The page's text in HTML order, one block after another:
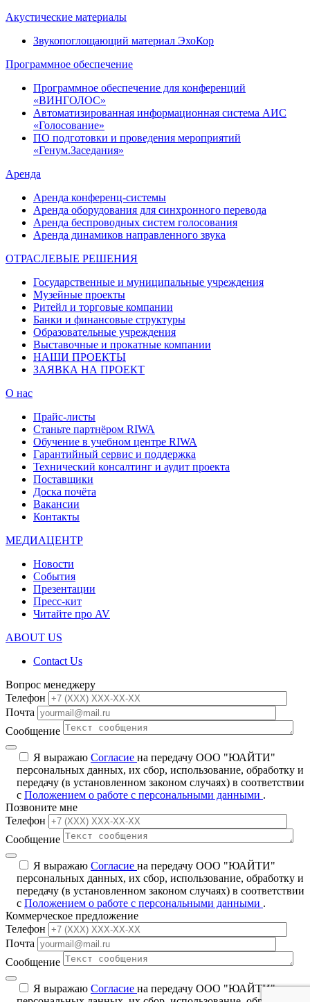
Акустические материалы
Звукопоглощающий материал ЭхоКор
Программное обеспечение
Программное обеспечение для конференций
«ВИНГОЛОС»
Автоматизированная информационная система АИС
«Голосование»
ПО подготовки и проведения мероприятий
«Генум.Заседания»
Аренда
Аренда конференц-системы
Аренда оборудования для синхронного перевода
Аренда беспроводных систем голосования
Аренда динамиков направленного звука
ОТРАСЛЕВЫЕ РЕШЕНИЯ
Государственные и муниципальные учреждения
Музейные проекты
Ритейл и торговые компании
Банки и финансовые структуры
Образовательные учреждения
Выставочные и прокатные компании
НАШИ ПРОЕКТЫ
ЗАЯВКА НА ПРОЕКТ
О нас
Прайс-листы
Станьте партнёром RIWA
Обучение в учебном центре RIWA
Гарантийный сервис и поддержка
Технический консалтинг и аудит проекта
Поставщики
Доска почёта
Вакансии
Контакты
МЕДИАЦЕНТР
Новости
События
Презентации
Пресс-кит
Читайте про AV
ABOUT US
Contact Us
Вопрос менеджеру
Телефон
Почта
Сообщение
Я выражаю Согласие на передачу ООО "ЮАЙТИ"
персональных данных, их сбор, использование, обработку и
передачу (в установленном законом случаях) в соответствии
с Положением о работе с персональными данными .
Позвоните мне
Телефон
Сообщение
Я выражаю Согласие на передачу ООО "ЮАЙТИ"
персональных данных, их сбор, использование, обработку и
передачу (в установленном законом случаях) в соответствии
с Положением о работе с персональными данными .
Коммерческое предложение
Телефон
Почта
Сообщение
Я выражаю Согласие на передачу ООО "ЮАЙТИ"